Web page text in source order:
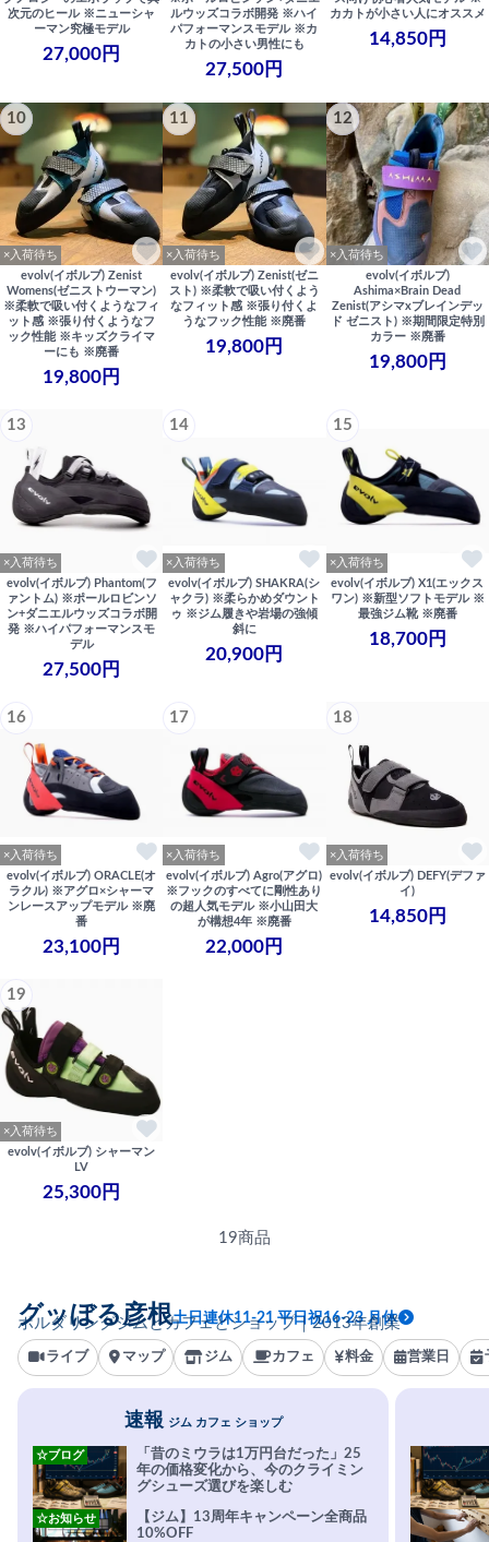
次元のヒール ※ニューシャ
ーマン究極モデル
27,000円
ルウッズコラボ開発 ※ハイ
パフォーマンスモデル ※カ
カトの小さい男性にも
27,500円
カカトが小さい人にオススメ
14,850円
10
×入荷待ち
evolv(イボルブ) Zenist
Womens(ゼニストウーマン)
※柔軟で吸い付くようなフィ
ット感 ※張り付くようなフ
ック性能 ※キッズクライマ
ーにも ※廃番
19,800円
11
×入荷待ち
evolv(イボルブ) Zenist(ゼニ
スト) ※柔軟で吸い付くよう
なフィット感 ※張り付くよ
うなフック性能 ※廃番
19,800円
12
×入荷待ち
evolv(イボルブ)
Ashima×Brain Dead
Zenist(アシマxブレインデッ
ド ゼニスト) ※期間限定特別
カラー ※廃番
19,800円
13
×入荷待ち
evolv(イボルブ) Phantom(フ
ァントム) ※ポールロビンソ
ン+ダニエルウッズコラボ開
発 ※ハイパフォーマンスモ
デル
27,500円
14
×入荷待ち
evolv(イボルブ) SHAKRA(シ
ャクラ) ※柔らかめダウント
ゥ ※ジム履きや岩場の強傾
斜に
20,900円
15
×入荷待ち
evolv(イボルブ) X1(エックス
ワン) ※新型ソフトモデル ※
最強ジム靴 ※廃番
18,700円
16
×入荷待ち
evolv(イボルブ) ORACLE(オ
ラクル) ※アグロ×シャーマ
ンレースアップモデル ※廃
番
23,100円
17
×入荷待ち
evolv(イボルブ) Agro(アグロ)
※フックのすべてに剛性あり
の超人気モデル ※小山田大
が構想4年 ※廃番
22,000円
18
×入荷待ち
evolv(イボルブ) DEFY(デファ
イ)
14,850円
19
×入荷待ち
evolv(イボルブ) シャーマン
LV
25,300円
19商品
ボルダリングジムとカフェとショップ｜2013年創業
グッぼる彦根土日連休11-21 平日祝16-23 月休
ライブ マップ ジム カフェ 料金 営業日
速報 ジム カフェ ショップ
「昔のミウラは1万円台だった」25
年の価格変化から、今のクライミン
グシューズ選びを楽しむ
☆ブログ
【ジム】13周年キャンペーン全商品
10%OFF
☆お知らせ